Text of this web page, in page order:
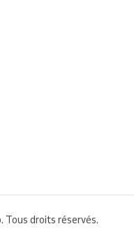
droits réservés.